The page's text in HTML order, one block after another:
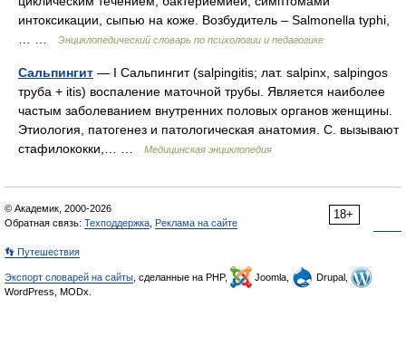
интоксикации, сыпью на коже. Возбудитель – Salmonella typhi,
Энциклопедический словарь по психологии и педагогике
Сальпингит — I Сальпингит (salpingitis; лат. salpinx, salpingos
труба + itis) воспаление маточной трубы. Является наиболее
частым заболеванием внутренних половых органов женщины.
Этиология, патогенез и патологическая анатомия. С. вызывают
стафилококки,… …
Медицинская энциклопедия
18+
© Академик, 2000-2026
Обратная связь: Техподдержка Реклама на сайте
👣 Путешествия
Экспорт словарей на сайты , сделанные на PHP, Joomla,
Drupal,
WordPress, MODx.